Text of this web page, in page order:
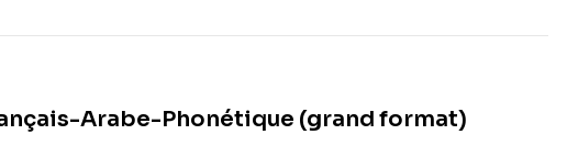
Arabe-Phonétique (grand format)